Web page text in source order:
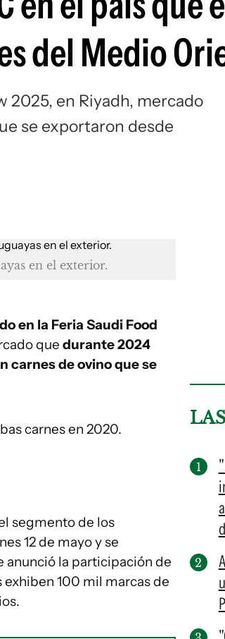
del Medio
2025, en Riyadh, mercado
se exportaron desde
en el exterior.
en la Feria Saudi Food
que durante 2024
carnes de ovino que se
carnes en 2020.
segmento de los
12 de mayo y se
anunció la participación de
100 mil marcas de